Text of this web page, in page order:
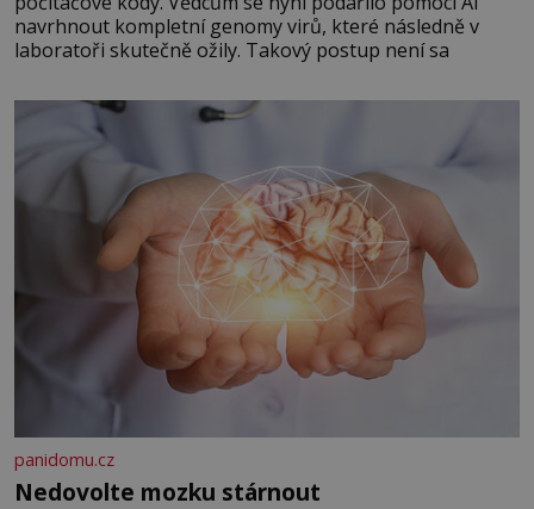
navrhnout kompletní genomy virů, které následně v
laboratoři skutečně ožily. Takový postup není sa
panidomu.cz
Nedovolte mozku stárnout